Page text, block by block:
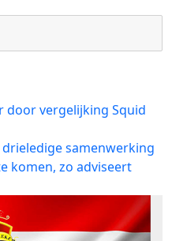
door vergelijking Squid
samenwerking
komen, zo adviseert